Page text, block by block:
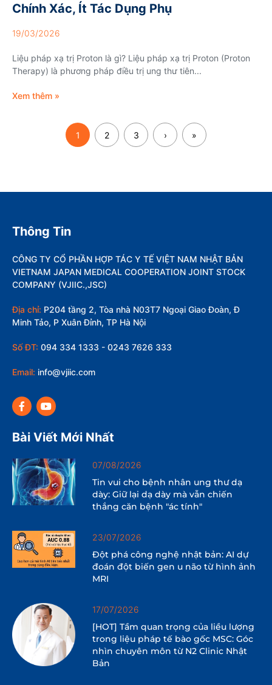
Chính Xác, Ít Tác Dụng Phụ
19/03/2026
Liệu pháp xạ trị Proton là gì? Liệu pháp xạ trị Proton (Proton
Therapy) là phương pháp điều trị ung thư tiên...
Xem thêm »
1 2 3 › »
Thông Tin
CÔNG TY CỔ PHẦN HỢP TÁC Y TẾ VIỆT NAM NHẬT BẢN
VIETNAM JAPAN MEDICAL COOPERATION JOINT STOCK
COMPANY (VJIIC.,JSC)
Địa chỉ: P204 tầng 2, Tòa nhà N03T7 Ngoại Giao Đoàn, Đ
Minh Tảo, P Xuân Đỉnh, TP Hà Nội
Số ĐT: 094 334 1333 - 0243 7626 333
Email: info@vjiic.com
Bài Viết Mới Nhất
07/08/2026
Tin vui cho bệnh nhân ung thư dạ
dày: Giữ lại dạ dày mà vẫn chiến
thắng căn bệnh "ác tính"
23/07/2026
Đột phá công nghệ nhật bản: AI dự
đoán đột biến gen u não từ hình ảnh
MRI
17/07/2026
[HOT] Tầm quan trọng của liều lượng
trong liệu pháp tế bào gốc MSC: Góc
nhìn chuyên môn từ N2 Clinic Nhật
Bản